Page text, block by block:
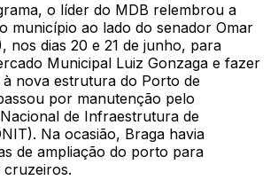
o líder do MDB relembrou a
município ao lado do senador Omar
nos dias 20 e 21 de junho, para
Municipal Luiz Gonzaga e fazer
nova estrutura do Porto de
por manutenção pelo
de Infraestrutura de
Na ocasião, Braga havia
de ampliação do porto para
cruzeiros.